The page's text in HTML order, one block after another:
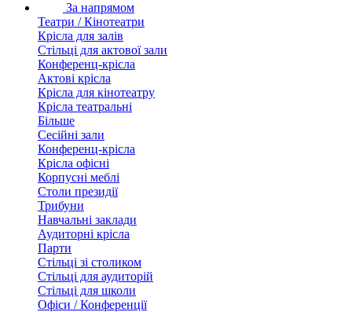
За напрямом
Театри / Кінотеатри
Крісла для залів
Стільці для актової зали
Конференц-крісла
Актові крісла
Крісла для кінотеатру
Крісла театральні
Більше
Сесійні зали
Конференц-крісла
Крісла офісні
Корпусні меблі
Столи президії
Трибуни
Навчальні заклади
Аудиторні крісла
Парти
Стільці зі столиком
Стільці для аудиторій
Стільці для школи
Офіси / Конференції